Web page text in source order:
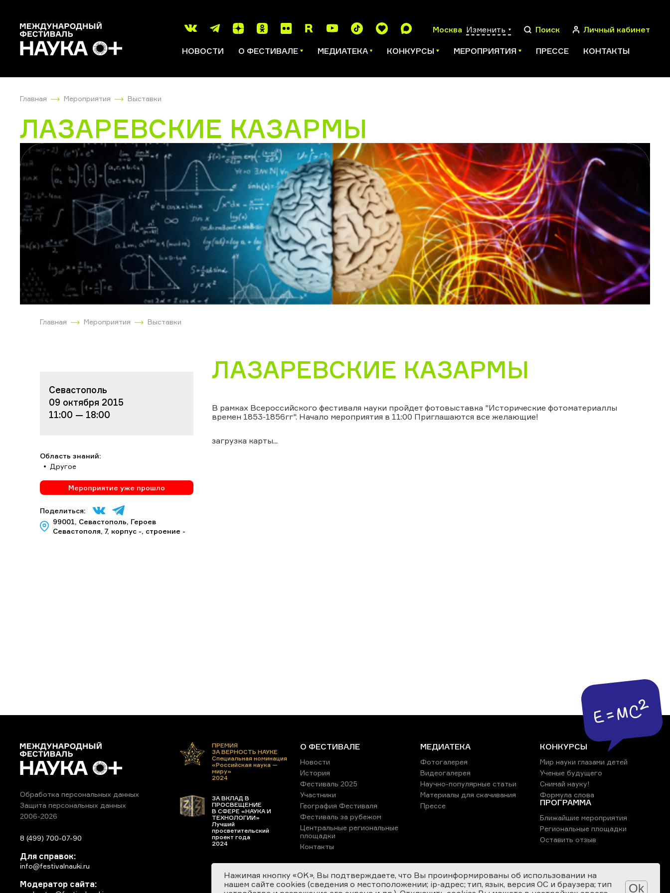
Москва Изменить Поиск Личный кабинет
НОВОСТИ О ФЕСТИВАЛЕ МЕДИАТЕКА КОНКУРСЫ МЕРОПРИЯТИЯ ПРЕССЕ КОНТАКТЫ
Главная Мероприятия Выставки
ЛАЗАРЕВСКИЕ КАЗАРМЫ
Главная Мероприятия Выставки
Севастополь
09 октября 2015
11:00 — 18:00
Область знаний:
Другое
Мероприятие уже прошло
Поделиться:
99001, Севастополь, Героев
Севастополя, 7, корпус -, строение -
ЛАЗАРЕВСКИЕ КАЗАРМЫ
В рамках Всероссийского фестиваля науки пройдет фотовыставка "Исторические фотоматериаллы
времен 1853-1856гг". Начало мероприятия в 11:00 Приглашаются все желающие!
загрузка карты...
Обработка персональных данных
Защита персональных данных
2006-2026
8 (499) 700-07-90
Для справок:
info@festivalnauki.ru
Модератор сайта:
ПРЕМИЯ
ЗА ВЕРНОСТЬ НАУКЕ
Специальная номинация
«Российская наука —
миру»
2024
ЗА ВКЛАД В
ПРОСВЕЩЕНИЕ
В СФЕРЕ «НАУКА И
ТЕХНОЛОГИИ»
Лучший
просветительский
проект года
2024
О ФЕСТИВАЛЕ
Новости
История
Фестиваль 2025
Участники
География Фестиваля
Фестиваль за рубежом
Центральные региональные
площадки
Контакты
МЕДИАТЕКА
Фотогалерея
Видеогалерея
Научно-популярные статьи
Материалы для скачивания
Прессе
КОНКУРСЫ
Мир науки глазами детей
Ученые будущего
Снимай науку!
Формула слова
ПРОГРАММА
Ближайшие мероприятия
Региональные площадки
Оставить отзыв
Нажимая кнопку «OK», Вы подтверждаете, что Вы проинформированы об использовании на
нашем сайте cookies (сведения о местоположении; ip-адрес; тип, язык, версия ОС и браузера; тип
Ok